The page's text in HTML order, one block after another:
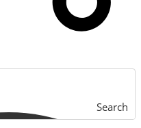
Search